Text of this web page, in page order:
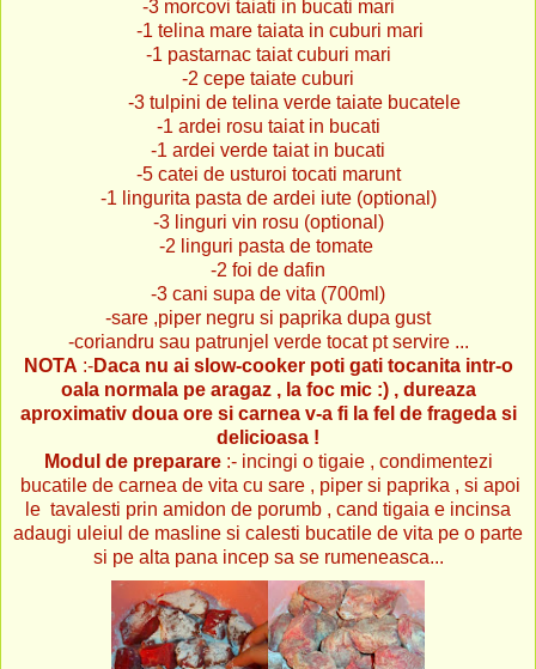
-3 morcovi taiati in bucati mari
-1 telina mare taiata in cuburi mari
-1 pastarnac taiat cuburi mari
-2 cepe taiate cuburi
-3 tulpini de telina verde taiate bucatele
-1 ardei rosu taiat in bucati
-1 ardei verde taiat in bucati
-5 catei de usturoi tocati marunt
-1 lingurita pasta de ardei iute (optional)
-3 linguri vin rosu (optional)
-2 linguri pasta de tomate
-2 foi de dafin
-3 cani supa de vita (700ml)
-sare ,piper negru si paprika dupa gust
-coriandru sau patrunjel verde tocat pt servire ...
NOTA :-Daca nu ai slow-cooker poti gati tocanita intr-o
oala normala pe aragaz , la foc mic :) , dureaza
aproximativ doua ore si carnea v-a fi la fel de frageda si
delicioasa !
Modul de preparare:- incingi o tigaie , condimentezi
bucatile de carnea de vita cu sare , piper si paprika , si apoi
le tavalesti prin amidon de porumb , cand tigaia e incinsa
adaugi uleiul de masline si calesti bucatile de vita pe o parte
si pe alta pana incep sa se rumeneasca...